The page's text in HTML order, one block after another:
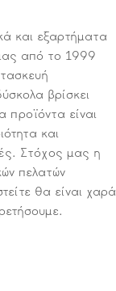
και εξαρτήματα
από το 1999
βρίσκει
είναι
και
Στόχος μας η
πελατών
θα είναι χαρά